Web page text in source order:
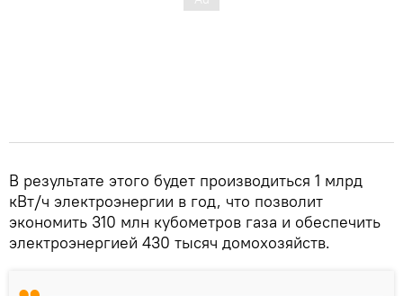
В результате этого будет производиться 1 млрд
кВт/ч электроэнергии в год, что позволит
экономить 310 млн кубометров газа и обеспечить
электроэнергией 430 тысяч домохозяйств.